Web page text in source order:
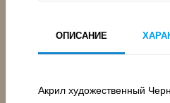
ОПИСАНИЕ
Акрил художественный